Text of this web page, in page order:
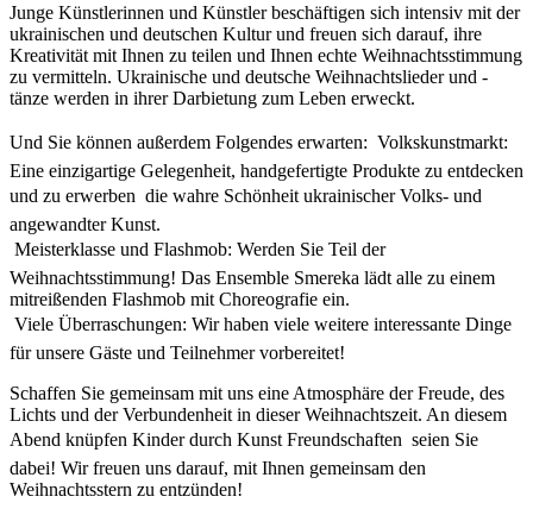
Junge Künstlerinnen und Künstler beschäftigen sich intensiv mit der
ukrainischen und deutschen Kultur und freuen sich darauf, ihre
Kreativität mit Ihnen zu teilen und Ihnen echte Weihnachtsstimmung
zu vermitteln. Ukrainische und deutsche Weihnachtslieder und -
tänze werden in ihrer Darbietung zum Leben erweckt.
Und Sie können außerdem Folgendes erwarten:  Volkskunstmarkt:
Eine einzigartige Gelegenheit, handgefertigte Produkte zu entdecken
und zu erwerben  die wahre Schönheit ukrainischer Volks- und
angewandter Kunst.
 Meisterklasse und Flashmob: Werden Sie Teil der
Weihnachtsstimmung! Das Ensemble Smereka lädt alle zu einem
mitreißenden Flashmob mit Choreografie ein.
 Viele Überraschungen: Wir haben viele weitere interessante Dinge
für unsere Gäste und Teilnehmer vorbereitet!
Schaffen Sie gemeinsam mit uns eine Atmosphäre der Freude, des
Lichts und der Verbundenheit in dieser Weihnachtszeit. An diesem
Abend knüpfen Kinder durch Kunst Freundschaften  seien Sie
dabei! Wir freuen uns darauf, mit Ihnen gemeinsam den
Weihnachtsstern zu entzünden!